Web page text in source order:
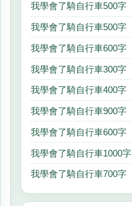
我學會了騎自行車500字
我學會了騎自行車500字
我學會了騎自行車600字
我學會了騎自行車300字
我學會了騎自行車400字
我學會了騎自行車900字
我學會了騎自行車600字
我學會了騎自行車1000字
我學會了騎自行車700字